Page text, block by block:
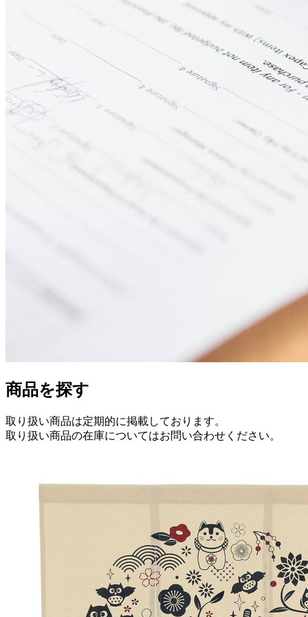
商品を探す
取り扱い商品は定期的に掲載しております。
取り扱い商品の在庫についてはお問い合わせください。